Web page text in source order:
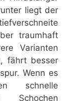
liegt der
traumhaft
Varianten
fährt besser
Wenn es
schnelle
Schochen